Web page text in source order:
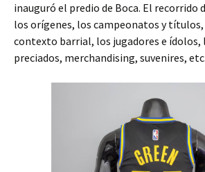
inauguró el predio de Boca. El recorrido
los orígenes, los campeonatos y
contexto barrial, los jugadores e
preciados, merchandising, suvenires, etc.